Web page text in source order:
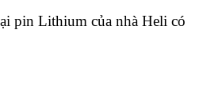
pin Lithium của nhà Heli có